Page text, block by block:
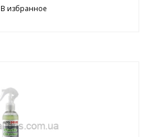
В избранное